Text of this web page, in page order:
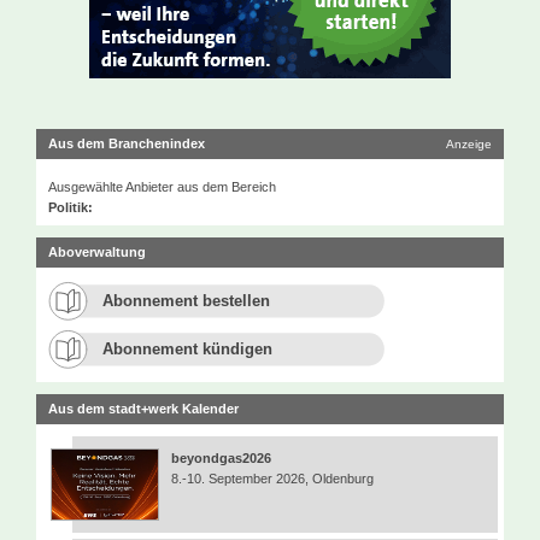
Aus dem Branchenindex Anzeige
Ausgewählte Anbieter aus dem Bereich
Politik:
Aboverwaltung
Abonnement bestellen
Abonnement kündigen
Aus dem stadt+werk Kalender
beyondgas2026
8.-10. September 2026, Oldenburg